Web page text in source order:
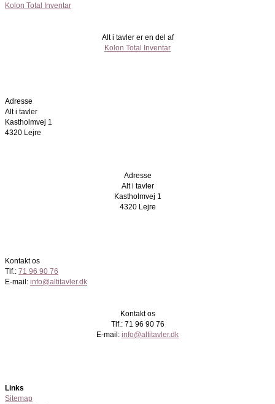
Kolon Total Inventar
Alt i tavler er en del af
Kolon Total Inventar
Adresse
Alt i tavler
Kastholmvej 1
4320 Lejre
Adresse
Alt i tavler
Kastholmvej 1
4320 Lejre
Kontakt os
Tlf.: 71 96 90 76
E-mail: info@altitavler.dk
Kontakt os
Tlf.: 71 96 90 76
E-mail: info@altitavler.dk
Links
Sitemap